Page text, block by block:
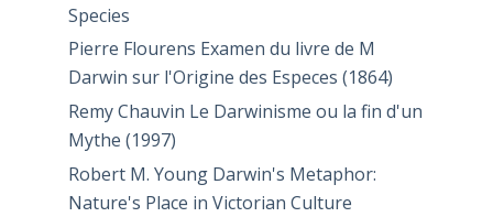
Species
Pierre Flourens Examen du livre de M
Darwin sur l'Origine des Especes (1864)
Remy Chauvin Le Darwinisme ou la fin d'un
Mythe (1997)
Robert M. Young Darwin's Metaphor:
Nature's Place in Victorian Culture